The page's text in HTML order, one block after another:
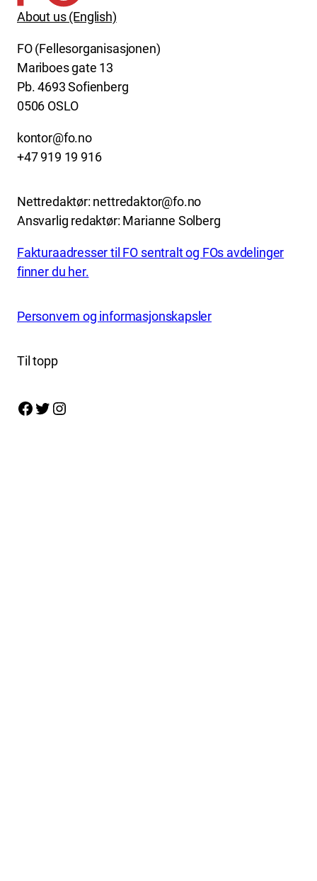
About us (English)
FO (Fellesorganisasjonen)
Mariboes gate 13
Pb. 4693 Sofienberg
0506 OSLO
kontor@fo.no
+47 919 19 916
Nettredaktør: nettredaktor@fo.no
Ansvarlig redaktør: Marianne Solberg
Fakturaadresser til FO sentralt og FOs avdelinger
finner du her.
Personvern og informasjonskapsler
Til topp
Facebook Twitter Instagram